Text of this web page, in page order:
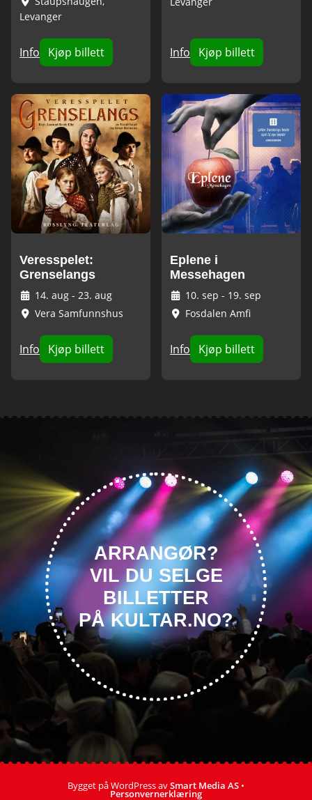
Levanger
Info Kjøp billett Info Kjøp billett
Veresspelet:
Grenselangs
14. aug - 23. aug
Vera Samfunnshus
Info Kjøp billett
Eplene i
Messehagen
10. sep - 19. sep
Fosdalen Amfi
Info Kjøp billett
ARRANGØR?
VIL DU SELGE
BILLETTER
PÅ KULTAR.NO?
Bygget på WordPress avSmart Media AS •
Personvernerklæring